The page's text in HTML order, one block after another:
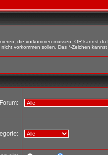
die vorkommen müssen; OR kannst du
vorkommen sollen. Das *-Zeichen
Forum: